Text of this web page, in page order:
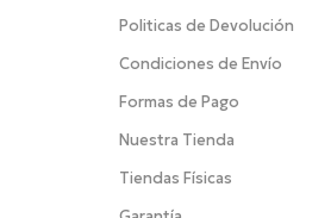
Politicas de Devolución
Condiciones de Envío
Formas de Pago
Nuestra Tienda
Tiendas Físicas